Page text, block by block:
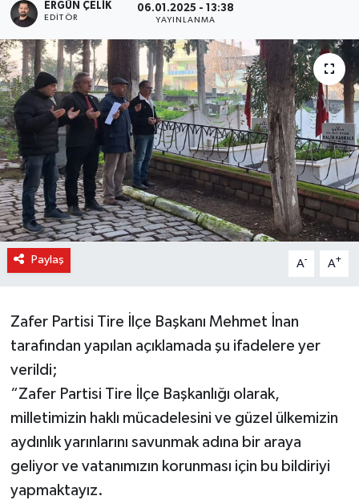
ERGÜN ÇELIK
EDITÖR
06.01.2025 - 13:38
YAYINLANMA
Paylaş A- A+
Zafer Partisi Tire İlçe Başkanı Mehmet İnan
tarafından yapılan açıklamada şu ifadelere yer
verildi;
“Zafer Partisi Tire İlçe Başkanlığı olarak,
milletimizin haklı mücadelesini ve güzel ülkemizin
aydınlık yarınlarını savunmak adına bir araya
geliyor ve vatanımızın korunması için bu bildiriyi
yapmaktayız.
Haber Arşivi